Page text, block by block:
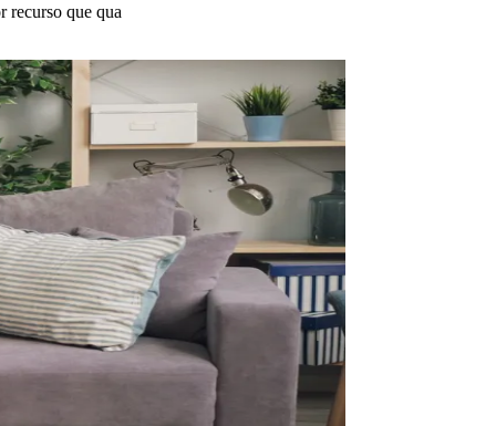
recurso que qua